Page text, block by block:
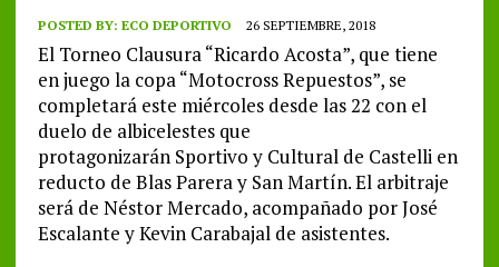
POSTED BY: ECO DEPORTIVO 26 SEPTIEMBRE, 2018
El Torneo Clausura “Ricardo Acosta”, que tiene
en juego la copa “Motocross Repuestos”, se
completará este miércoles desde las 22 con el
duelo de albicelestes que
protagonizarán Sportivo y Cultural de Castelli en
reducto de Blas Parera y San Martín. El arbitraje
será de Néstor Mercado, acompañado por José
Escalante y Kevin Carabajal de asistentes.